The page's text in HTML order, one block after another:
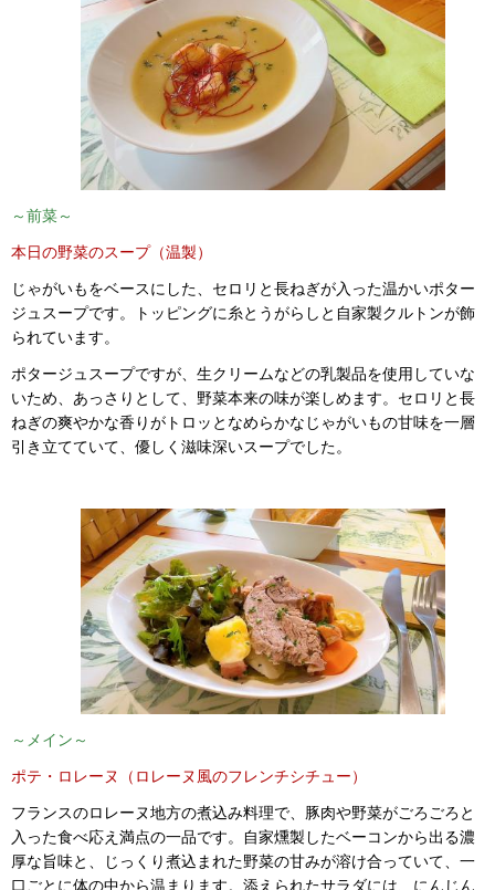
～前菜～
本日の野菜のスープ（温製）
じゃがいもをベースにした、セロリと長ねぎが入った温かいポター
ジュスープです。トッピングに糸とうがらしと自家製クルトンが飾
られています。
ポタージュスープですが、生クリームなどの乳製品を使用していな
いため、あっさりとして、野菜本来の味が楽しめます。セロリと長
ねぎの爽やかな香りがトロッとなめらかなじゃがいもの甘味を一層
引き立てていて、優しく滋味深いスープでした。
～メイン～
ポテ・ロレーヌ（ロレーヌ風のフレンチシチュー）
フランスのロレーヌ地方の煮込み料理で、豚肉や野菜がごろごろと
入った食べ応え満点の一品です。自家燻製したベーコンから出る濃
厚な旨味と、じっくり煮込まれた野菜の甘みが溶け合っていて、一
口ごとに体の中から温まります。添えられたサラダには、にんじん